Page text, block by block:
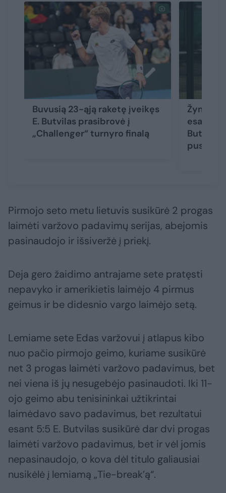
Buvusią 23-ąją raketę įveikęs
E. Butvilas prasibrovė į
„Challenger“ turnyro finalą
Žymiai
esantį
Butvilas
Pirmojo seto metu lietuvis susikūrė 2 progas
laimėti varžovo padavimų serijas, abejomis
pasinaudojo ir išsiveržė į priekį.
Deja gero žaidimo antrajame sete pratęsti
nepavyko ir amerikietis laimėjo 4 pirmus
geimus ir be didesnio vargo laimėjo setą.
Lemiame sete Edas varžovui į atlapus kibo
nuo pačio pirmojo geimo, kuriame susikūrė
net 3 progas laimėti varžovo padavimus, bet
nei viena iš jų nesugebėjo pasinaudoti. Iki 11-
ojo geimo abu tenisininkai užtikrintai
laimėdavo savo padavimus, bet rezultatui
esant 5:5 E. Butvilas susikūrė dar dvi progas
laimėti varžovo padavimus, bet ir vėl jomis
nepasinaudojo, o kova dėl titulo galiausiai
nusikėlė į lemiamą „Tie-break’ą“.